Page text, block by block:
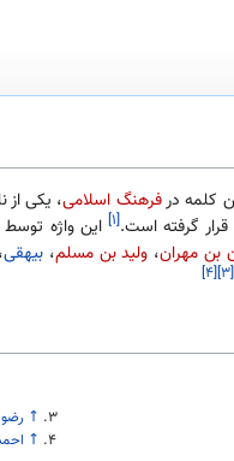
کلمه درفرهنگ اسلامی، یکی
قرار گرفته است.[۱] این واژه
بن مهران، ولید بن مسلم،بیهقی،
[۳] [۴]
↑
↑